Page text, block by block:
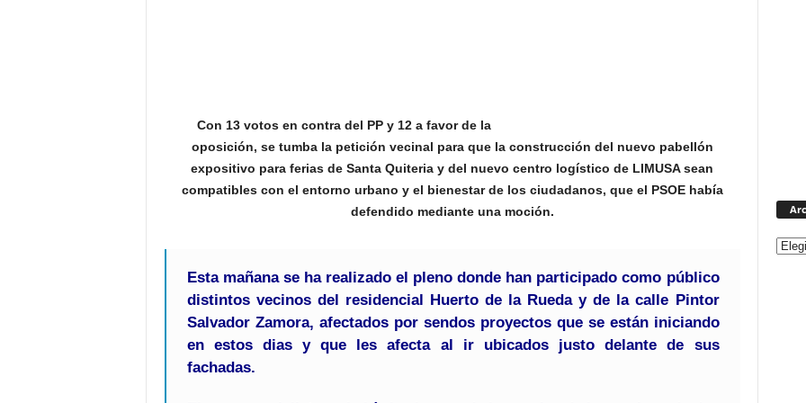
Con 13 votos en contra del PP y 12 a favor de la
oposición, se tumba la petición vecinal para que la construcción del nuevo pabellón
expositivo para ferias de Santa Quiteria y del nuevo centro logístico de LIMUSA sean
compatibles con el entorno urbano y el bienestar de los ciudadanos, que el PSOE había
defendido mediante una moción.
Esta mañana se ha realizado el pleno donde han participado como público
distintos vecinos del residencial Huerto de la Rueda y de la calle Pintor
Salvador Zamora, afectados por sendos proyectos que se están iniciando
en estos dias y que les afecta al ir ubicados justo delante de sus
fachadas.